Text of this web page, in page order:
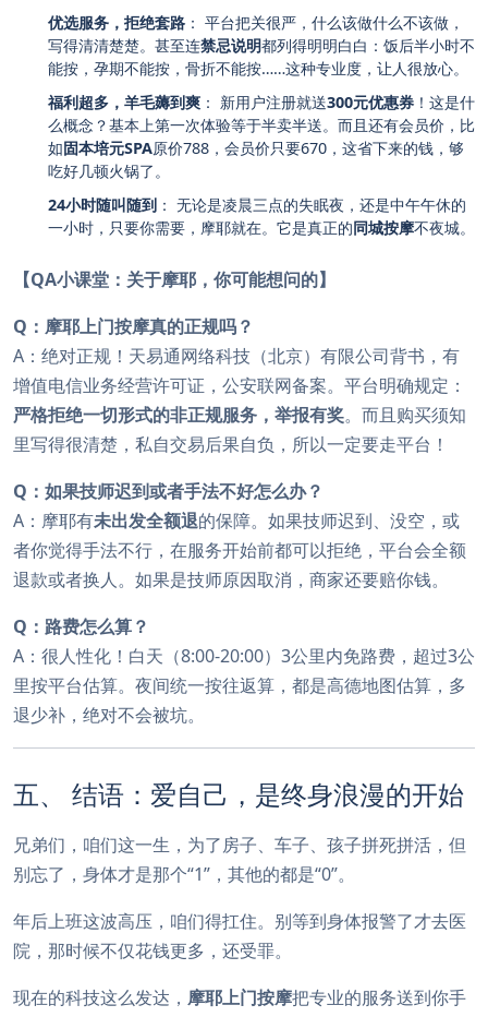
优选服务，拒绝套路 ： 平台把关很严，什么该做什么不该做，
写得清清楚楚。甚至连禁忌说明都列得明明白白：饭后半小时不
能按，孕期不能按，骨折不能按……这种专业度，让人很放心。
福利超多，羊毛薅到爽 ： 新用户注册就送300元优惠券 ！这是什
么概念？基本上第一次体验等于半卖半送。而且还有会员价，比
如固本培元SPA原价788，会员价只要670，这省下来的钱，够
吃好几顿火锅了。
24小时随叫随到 ： 无论是凌晨三点的失眠夜，还是中午午休的
一小时，只要你需要，摩耶就在。它是真正的同城按摩不夜城。
【QA小课堂：关于摩耶，你可能想问的】
Q：摩耶上门按摩真的正规吗？
A：绝对正规！天易通网络科技（北京）有限公司背书，有
增值电信业务经营许可证，公安联网备案。平台明确规定：
严格拒绝一切形式的非正规服务，举报有奖。而且购买须知
里写得很清楚，私自交易后果自负，所以一定要走平台！
Q：如果技师迟到或者手法不好怎么办？
A：摩耶有未出发全额退的保障。如果技师迟到、没空，或
者你觉得手法不行，在服务开始前都可以拒绝，平台会全额
退款或者换人。如果是技师原因取消，商家还要赔你钱。
Q：路费怎么算？
A：很人性化！白天（8:00-20:00）3公里内免路费，超过3公
里按平台估算。夜间统一按往返算，都是高德地图估算，多
退少补，绝对不会被坑。
五、 结语：爱自己，是终身浪漫的开始
兄弟们，咱们这一生，为了房子、车子、孩子拼死拼活，但
别忘了，身体才是那个“1”，其他的都是“0”。
年后上班这波高压，咱们得扛住。别等到身体报警了才去医
院，那时候不仅花钱更多，还受罪。
现在的科技这么发达， 摩耶上门按摩把专业的服务送到你手